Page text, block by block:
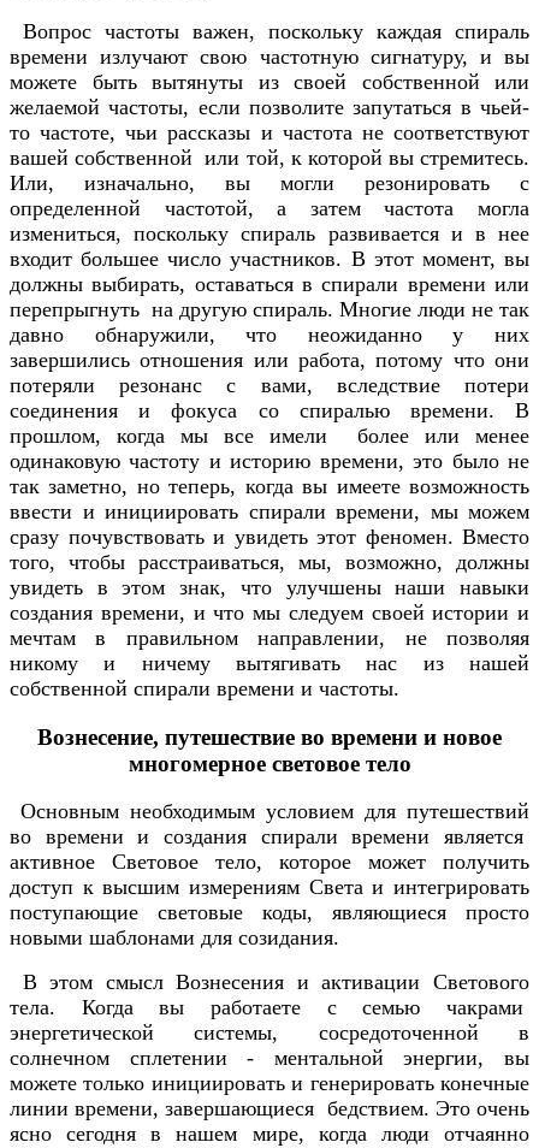
Вопрос частоты важен, поскольку каждая спираль
времени излучают свою частотную сигнатуру, и вы
можете быть вытянуты из своей собственной или
желаемой частоты, если позволите запутаться в чьей-
то частоте, чьи рассказы и частота не соответствуют
вашей собственной или той, к которой вы стремитесь.
Или, изначально, вы могли резонировать с
определенной частотой, а затем частота могла
измениться, поскольку спираль развивается и в нее
входит большее число участников. В этот момент, вы
должны выбирать, оставаться в спирали времени или
перепрыгнуть на другую спираль. Многие люди не так
давно обнаружили, что неожиданно у них
завершились отношения или работа, потому что они
потеряли резонанс с вами, вследствие потери
соединения и фокуса со спиралью времени. В
прошлом, когда мы все имели более или менее
одинаковую частоту и историю времени, это было не
так заметно, но теперь, когда вы имеете возможность
ввести и инициировать спирали времени, мы можем
сразу почувствовать и увидеть этот феномен. Вместо
того, чтобы расстраиваться, мы, возможно, должны
увидеть в этом знак, что улучшены наши навыки
создания времени, и что мы следуем своей истории и
мечтам в правильном направлении, не позволяя
никому и ничему вытягивать нас из нашей
собственной спирали времени и частоты.
Вознесение, путешествие во времени и новое
многомерное световое тело
Основным необходимым условием для путешествий
во времени и создания спирали времени является
активное Световое тело, которое может получить
доступ к высшим измерениям Света и интегрировать
поступающие световые коды, являющиеся просто
новыми шаблонами для созидания.
В этом смысл Вознесения и активации Светового
тела. Когда вы работаете с семью чакрами
энергетической системы, сосредоточенной в
солнечном сплетении - ментальной энергии, вы
можете только инициировать и генерировать конечные
линии времени, завершающиеся бедствием. Это очень
ясно сегодня в нашем мире, когда люди отчаянно